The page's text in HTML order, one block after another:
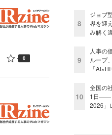
0
8
ジョブ
界を迎
み解く
9
人事の
ループ
「
10
全国の
1日――
2026」